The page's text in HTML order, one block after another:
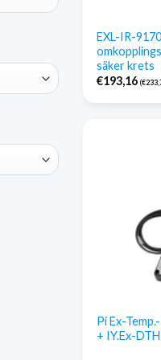
EXL-IR-
säker krets
€193,16 (€
Pi Ex-
+ IY.Ex-